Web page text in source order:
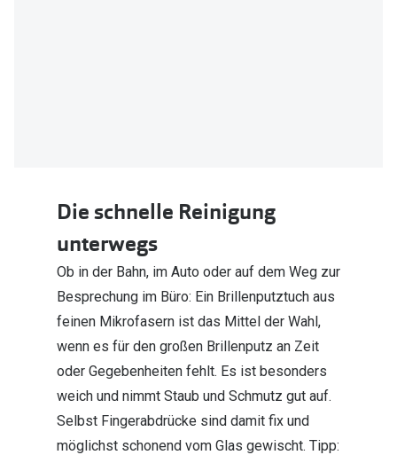
Die schnelle Reinigung
unterwegs
Ob in der Bahn, im Auto oder auf dem Weg zur
Besprechung im Büro: Ein Brillenputztuch aus
feinen Mikrofasern ist das Mittel der Wahl,
wenn es für den großen Brillenputz an Zeit
oder Gegebenheiten fehlt. Es ist besonders
weich und nimmt Staub und Schmutz gut auf.
Selbst Fingerabdrücke sind damit fix und
möglichst schonend vom Glas gewischt. Tipp: